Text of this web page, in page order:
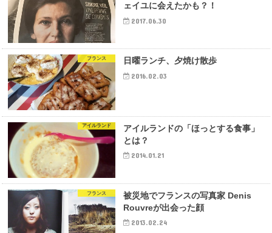
ェイユに会えたかも？！
2017.06.30
フランス 日曜ランチ、夕焼け散歩
2016.02.03
アイルランド
アイルランドの「ほっとする食事」
とは？
2014.01.21
フランス
被災地でフランスの写真家 Denis
Rouvreが出会った顔
2013.02.24